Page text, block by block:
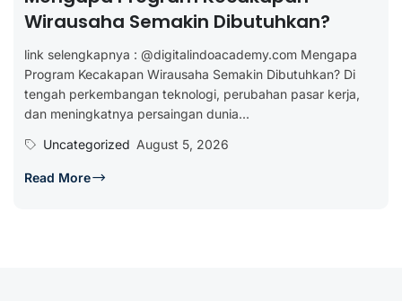
Wirausaha Semakin Dibutuhkan?
link selengkapnya : @digitalindoacademy.com Mengapa
Program Kecakapan Wirausaha Semakin Dibutuhkan? Di
tengah perkembangan teknologi, perubahan pasar kerja,
dan meningkatnya persaingan dunia...
Uncategorized August 5, 2026
Read More